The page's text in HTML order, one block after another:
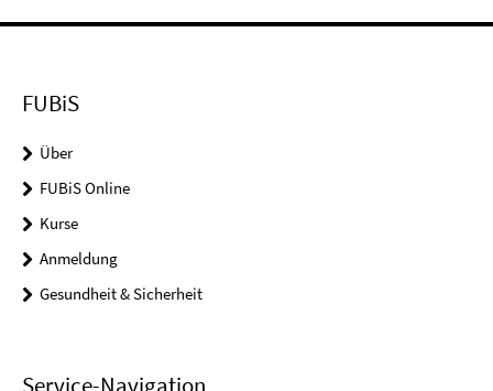
FUBiS
Über
FUBiS Online
Kurse
Anmeldung
Gesundheit & Sicherheit
Service-Navigation